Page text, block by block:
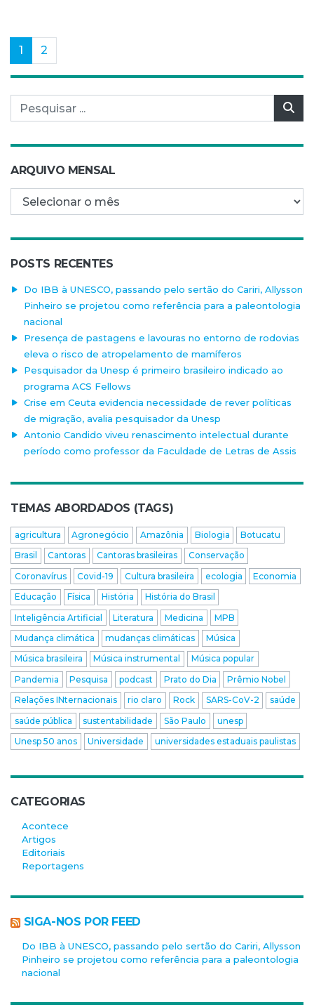
1 (current)
2
Pesquisar por:
ARQUIVO MENSAL
Arquivo mensal
POSTS RECENTES
Do IBB à UNESCO, passando pelo sertão do Cariri, Allysson
Pinheiro se projetou como referência para a paleontologia
nacional
Presença de pastagens e lavouras no entorno de rodovias
eleva o risco de atropelamento de mamíferos
Pesquisador da Unesp é primeiro brasileiro indicado ao
programa ACS Fellows
Crise em Ceuta evidencia necessidade de rever políticas
de migração, avalia pesquisador da Unesp
Antonio Candido viveu renascimento intelectual durante
período como professor da Faculdade de Letras de Assis
TEMAS ABORDADOS (TAGS)
agricultura Agronegócio Amazônia Biologia
Botucatu
Brasil
Cantoras Cantoras brasileiras
Conservação
Coronavírus
Covid-19 Cultura brasileira ecologia
Economia
Educação
Física História
História do Brasil
Inteligência Artificial
Literatura Medicina
MPB
Mudança climática
mudanças climáticas
Música
Música brasileira
Música instrumental
Música popular
Pandemia
Pesquisa podcast Prato do Dia
Prêmio Nobel
Relações INternacionais
rio claro Rock SARS-CoV-2
saúde
saúde pública
sustentabilidade São Paulo
unesp
Unesp 50 anos
Universidade universidades estaduais paulistas
CATEGORIAS
Acontece
Artigos
Editoriais
Reportagens
SIGA-NOS POR FEED
Do IBB à UNESCO, passando pelo sertão do Cariri, Allysson
Pinheiro se projetou como referência para a paleontologia
nacional